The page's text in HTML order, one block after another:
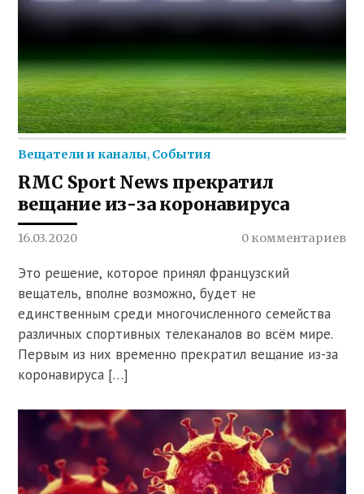
Вещатели и каналы, События
RMC Sport News прекратил
вещание из-за коронавируса
16.03.2020 0 комментариев
Это решение, которое принял французский
вещатель, вполне возможно, будет не
единственным среди многочисленного семейства
различных спортивных телеканалов во всём мире.
Первым из них временно прекратил вещание из-за
коронавируса […]